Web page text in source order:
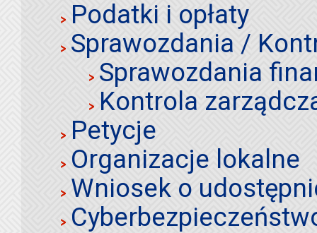
Podatki i opłaty
Sprawozdania /
Sprawozdania
Kontrola
Petycje
Organizacje lokalne
Wniosek o